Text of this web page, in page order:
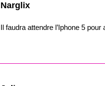
Narglix
Il faudra attendre l’Iphone 5